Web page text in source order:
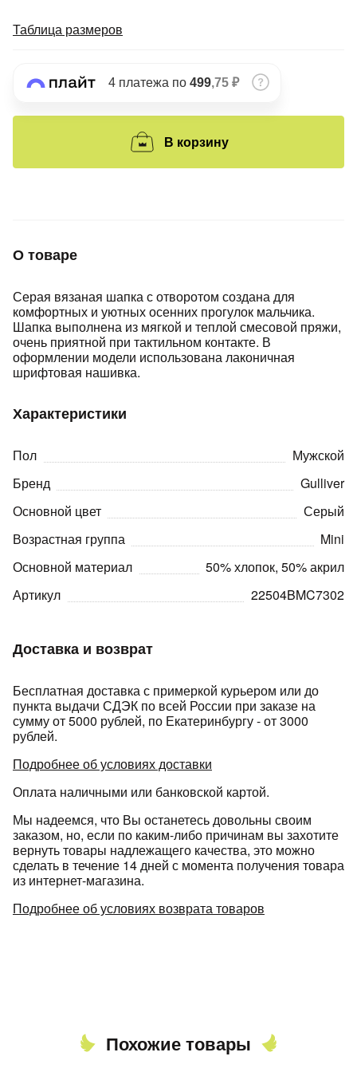
Таблица размеров
4 платежа по 499,75 ₽
В корзину
Доставка и возврат
Бесплатная доставка с примеркой курьером или до
пункта выдачи СДЭК по всей России при заказе на
сумму от 5000 рублей, по Екатеринбургу - от 3000
рублей.
Подробнее об условиях доставки
Оплата наличными или банковской картой.
Мы надеемся, что Вы останетесь довольны своим
заказом, но, если по каким-либо причинам вы захотите
вернуть товары надлежащего качества, это можно
сделать в течение 14 дней с момента получения товара
из интернет-магазина.
Подробнее об условиях возврата товаров
О товаре
Серая вязаная шапка с отворотом создана для
комфортных и уютных осенних прогулок мальчика.
Шапка выполнена из мягкой и теплой смесовой пряжи,
очень приятной при тактильном контакте. В
оформлении модели использована лаконичная
шрифтовая нашивка.
Характеристики
Пол
Мужской
Бренд
Gulliver
Основной цвет
Серый
Возрастная группа
Mini
Основной материал
50% хлопок, 50% акрил
Артикул
22504BMC7302
Похожие товары
об оплате Плайтом
недели
раз в 2 недели
plait.ru